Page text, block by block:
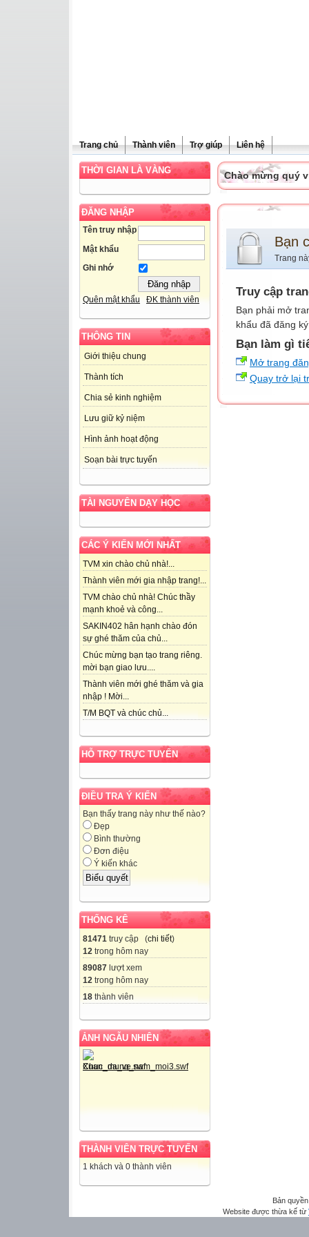
Trang chủ Thành viên Trợ giúp Liên hệ
THỜI GIAN LÀ VÀNG
ĐĂNG NHẬP
Tên truy nhập
Mật khẩu
Ghi nhớ
Quên mật khẩu ĐK thành viên
THÔNG TIN
Giới thiệu chung
Thành tích
Chia sẻ kinh nghiệm
Lưu giữ kỷ niệm
Hình ảnh hoạt động
Soạn bài trực tuyến
TÀI NGUYÊN DẠY HỌC
CÁC Ý KIẾN MỚI NHẤT
TVM xin chào chủ nhà!...
Thành viên mới gia nhập trang!...
TVM chào chủ nhà! Chúc thầy
mạnh khoẻ và công...
SAKIN402 hân hạnh chào đón
sự ghé thăm của chủ...
Chúc mừng bạn tạo trang riêng.
mời bạn giao lưu....
Thành viên mới ghé thăm và gia
nhập ! Mời...
T/M BQT và chúc chủ...
HỖ TRỢ TRỰC TUYẾN
ĐIỀU TRA Ý KIẾN
Bạn thấy trang này như thế nào?
Đẹp
Bình thường
Đơn điệu
Ý kiến khác
THỐNG KÊ
81471 truy cập (chi tiết)
12 trong hôm nay
89087 lượt xem
12 trong hôm nay
18 thành viên
ẢNH NGẪU NHIÊN
THÀNH VIÊN TRỰC TUYẾN
1 khách và 0 thành viên
Chào mừng quý
Bạn
Trang
Truy cập
Bạn phải mở
khẩu đã đăng
Bạn làm gì
Mở trang
Quay trở lại
Bản
Website được thừa kế từ